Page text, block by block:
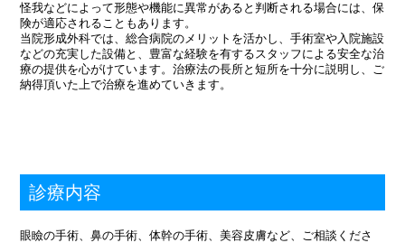
怪我などによって形態や機能に異常があると判断される場合には、保
険が適応されることもあります。
当院形成外科では、総合病院のメリットを活かし、手術室や入院施設
などの充実した設備と、豊富な経験を有するスタッフによる安全な治
療の提供を心がけています。治療法の長所と短所を十分に説明し、ご
納得頂いた上で治療を進めていきます。
診療内容
眼瞼の手術、鼻の手術、体幹の手術、美容皮膚など、ご相談くださ